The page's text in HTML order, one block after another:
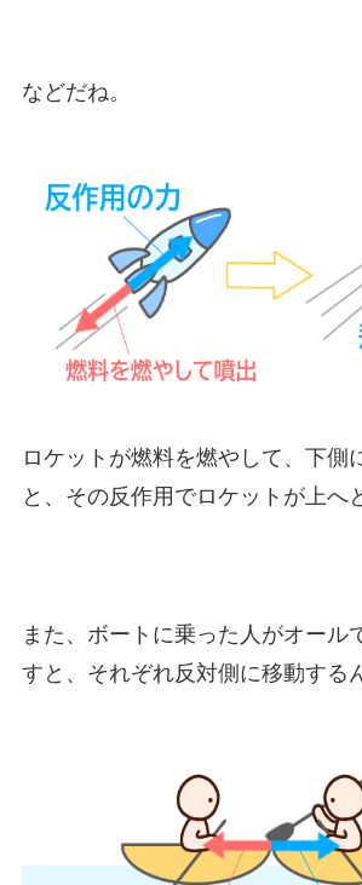
などだね。
ロケットが燃料を燃やして、下側
と、その反作用でロケットが上へ
また、ボートに乗った人がオール
すと、それぞれ反対側に移動する